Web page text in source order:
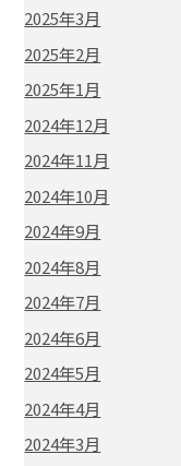
2025年3月
2025年2月
2025年1月
2024年12月
2024年11月
2024年10月
2024年9月
2024年8月
2024年7月
2024年6月
2024年5月
2024年4月
2024年3月